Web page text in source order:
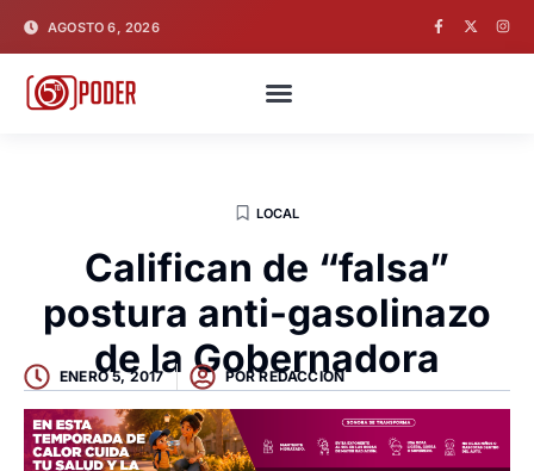
AGOSTO 6, 2026
LOCAL
Califican de “falsa”
postura anti-gasolinazo
de la Gobernadora
ENERO 5, 2017 PORREDACCION